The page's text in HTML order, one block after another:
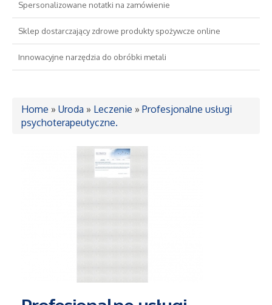
Domy, Mieszkania
Wykształcenie
Konferencje, Sale Szkoleniowe
Kursy i Szkolenia
Biżuteria
Spersonalizowane notatki na zamówienie
Sklep dostarczający zdrowe produkty spożywcze online
Innowacyjne narzędzia do obróbki metali
Home » Uroda » Leczenie » Profesjonalne usługi
psychoterapeutyczne.